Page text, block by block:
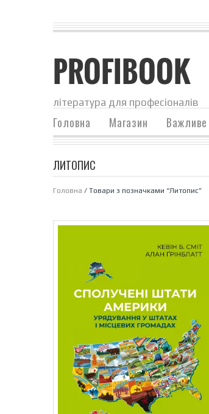
PROFIBOOK
література для професіоналів
Головна Магазин Важливе
ЛИТОПИС
Головна / Товари з позначками “Литопис”